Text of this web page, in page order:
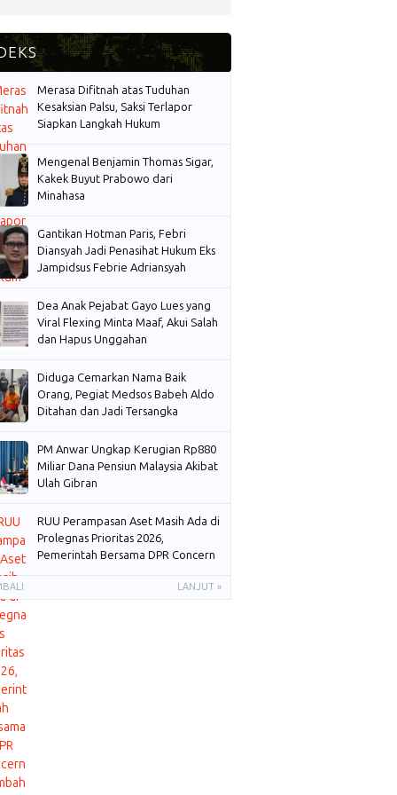
Merasa Difitnah atas Tuduhan
Kesaksian Palsu, Saksi Terlapor
Siapkan Langkah Hukum
Mengenal Benjamin Thomas Sigar,
Kakek Buyut Prabowo dari
Minahasa
Gantikan Hotman Paris, Febri
Diansyah Jadi Penasihat Hukum Eks
Jampidsus Febrie Adriansyah
Dea Anak Pejabat Gayo Lues yang
Viral Flexing Minta Maaf, Akui Salah
dan Hapus Unggahan
Diduga Cemarkan Nama Baik
Orang, Pegiat Medsos Babeh Aldo
Ditahan dan Jadi Tersangka
PM Anwar Ungkap Kerugian Rp880
Miliar Dana Pensiun Malaysia Akibat
Ulah Gibran
RUU Perampasan Aset Masih Ada di
Prolegnas Prioritas 2026,
Pemerintah Bersama DPR Concern
LANJUT »